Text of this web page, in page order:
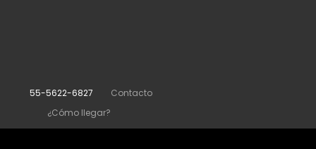
55-5622-6827
Contacto
¿Cómo llegar?